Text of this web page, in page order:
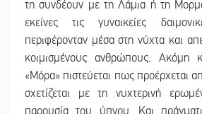
τη συνδέουν με τη Λάμια ή τη
εκείνες τις γυναικείες
περιφέρονταν μέσα στη νύχτα και
κοιμισμένους ανθρώπους. Ακόμη
«Μόρα» πιστεύεται πως προέρχεται
σχετίζεται με τη νυχτερινή